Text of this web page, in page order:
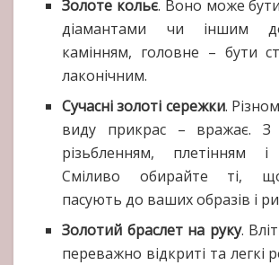
Золоте кольє. Воно може
діамантами чи іншим
камінням, головне – бути
лаконічним.
Сучасні золоті сережки.
виду прикрас – вражає. З
різьбленням, плетінням
Сміливо обирайте ті,
пасують до ваших образів і
Золотий браслет на руку.
переважно відкриті та легкі